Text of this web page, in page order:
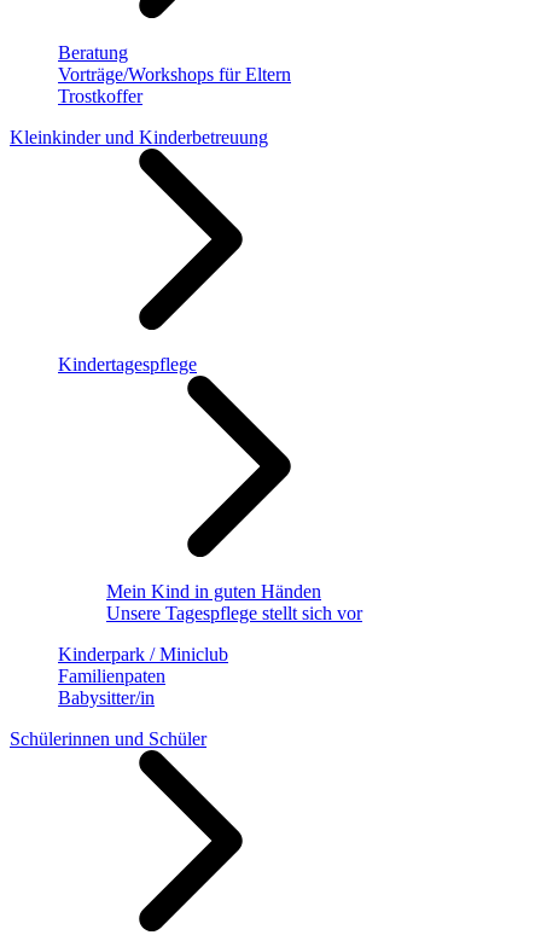
Beratung
Vorträge/Workshops für Eltern
Trostkoffer
Kleinkinder und Kinderbetreuung
Kindertagespflege
Mein Kind in guten Händen
Unsere Tagespflege stellt sich vor
Kinderpark / Miniclub
Familienpaten
Babysitter/in
Schülerinnen und Schüler